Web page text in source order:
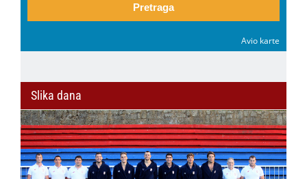
Pretraga
Avio karte
Slika dana